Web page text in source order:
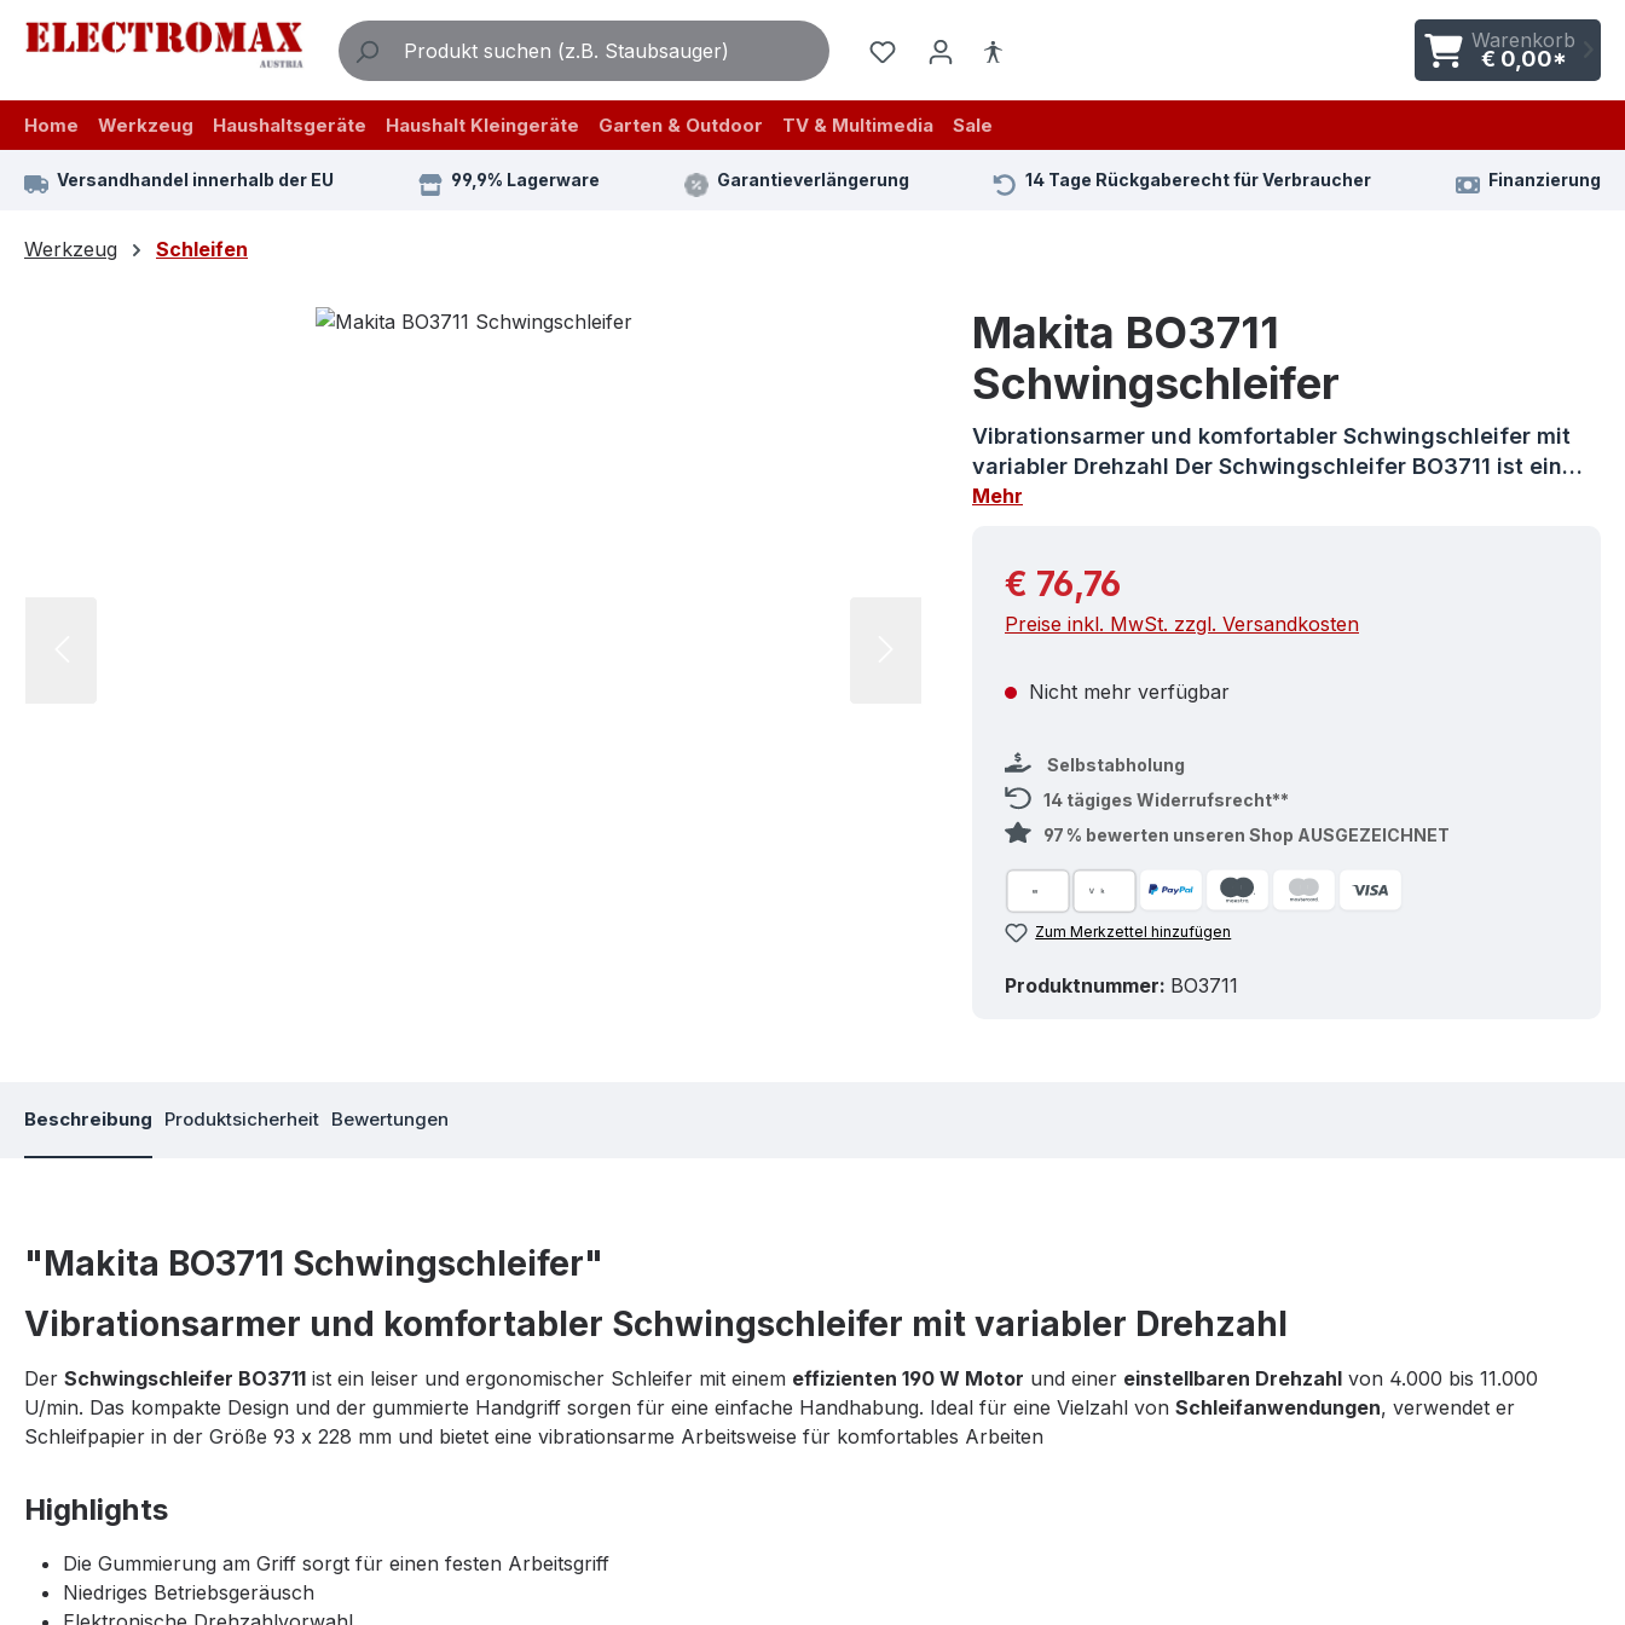
Hauptinhalt springen
Zur Suche springen
Zur Hauptnavigation springen Warenkorb
€ 0,00*
Home Werkzeug Haushaltsgeräte Haushalt Kleingeräte Garten & Outdoor TV & Multimedia Sale
Versandhandel innerhalb der EU 99,9% Lagerware Garantieverlängerung 14 Tage Rückgaberecht für Verbraucher Finanzierung
Werkzeug Schleifen
Makita BO3711
Schwingschleifer
Vibrationsarmer und komfortabler Schwingschleifer mit
variabler Drehzahl Der Schwingschleifer BO3711 ist ein…
Mehr
Regulärer Preis:
€ 76,76
Preise inkl. MwSt. zzgl. Versandkosten
Nicht mehr verfügbar
Selbstabholung
14 tägiges Widerrufsrecht**
97 % bewerten unseren Shop AUSGEZEICHNET
Zum Merkzettel hinzufügen
Produktnummer: BO3711
Beschreibung Produktsicherheit Bewertungen
"Makita BO3711 Schwingschleifer"
Vibrationsarmer und komfortabler Schwingschleifer mit variabler Drehzahl
Der Schwingschleifer BO3711 ist ein leiser und ergonomischer Schleifer mit einem effizienten 190 W Motor und einer einstellbaren Drehzahl von 4.000 bis 11.000
U/min. Das kompakte Design und der gummierte Handgriff sorgen für eine einfache Handhabung. Ideal für eine Vielzahl von Schleifanwendungen, verwendet er
Schleifpapier in der Größe 93 x 228 mm und bietet eine vibrationsarme Arbeitsweise für komfortables Arbeiten
Highlights
Die Gummierung am Griff sorgt für einen festen Arbeitsgriff
Niedriges Betriebsgeräusch